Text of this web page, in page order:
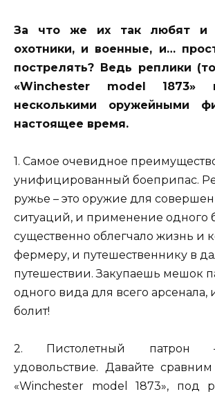
За что же их так любят и
охотники, и военные, и…
пострелять? Ведь реплики
«Winchester model 1873»
несколькими оружейными
настоящее время.
1. Самое очевидное
унифицированный боеприпас.
ружье – это оружие для
ситуаций, и применение одного
существенно облегчало жизнь и
фермеру, и путешественнику в
путешествии. Закупаешь мешок
одного вида для всего арсенала,
болит!
2. Пистолетный патрон
удовольствие. Давайте
«Winchester model 1873», под